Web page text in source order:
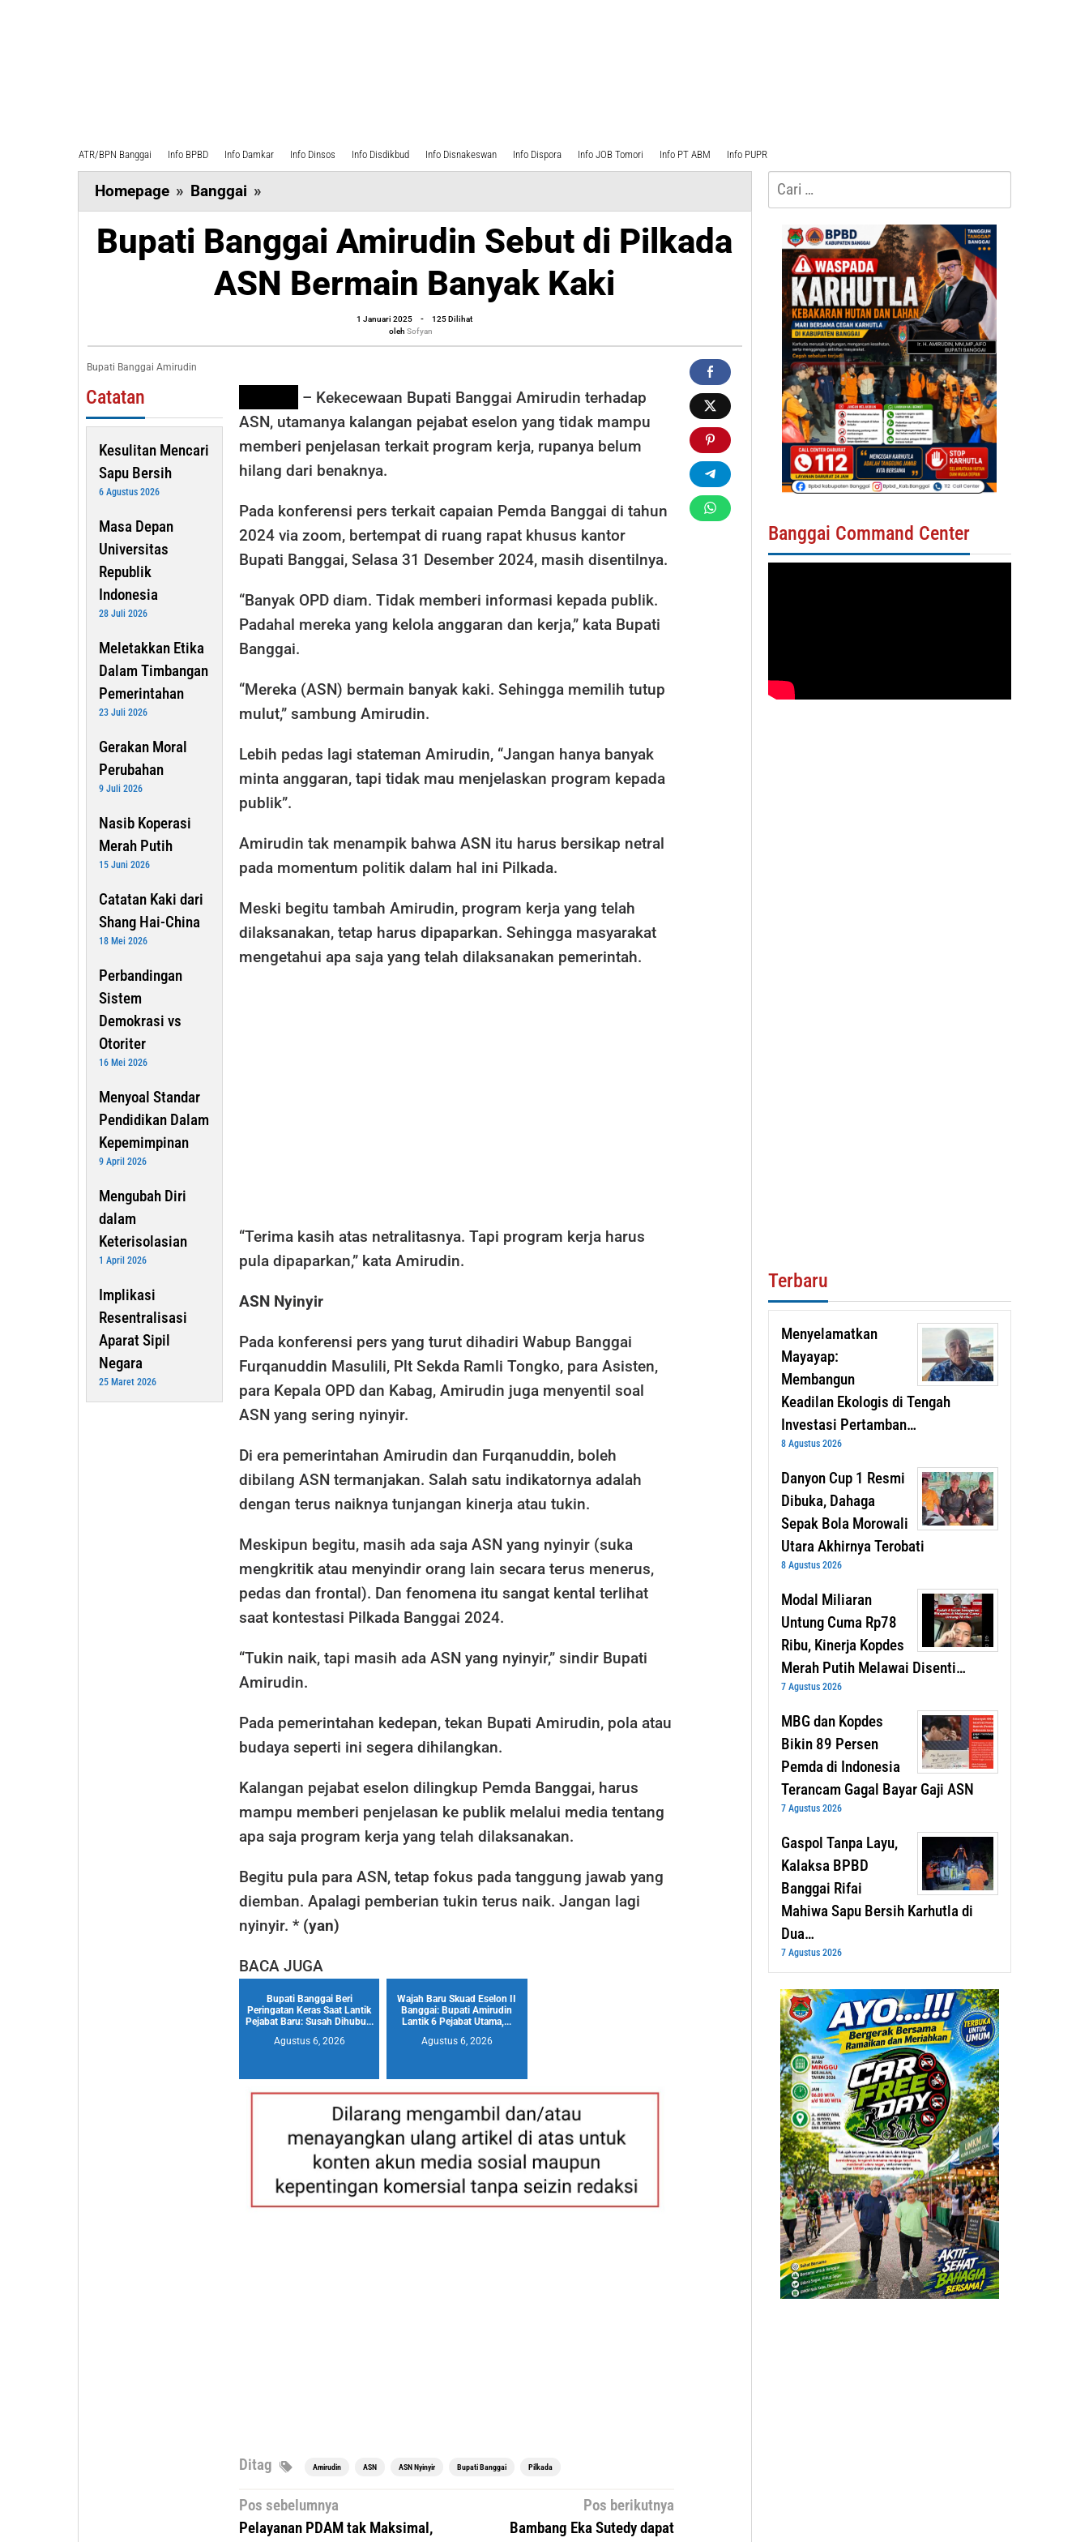
ATR/BPN Banggai Info BPBD Info Damkar Info Dinsos Info Disdikbud Info Disnakeswan Info Dispora Info JOB Tomori Info PT ABM Info PUPR
Homepage » Banggai »
Banggai
Amirudin
Sebut
di
Bermain
Bupati Banggai Amirudin Sebut di Pilkada
ASN Bermain Banyak Kaki
1 Januari 2025
oleh
Sofyan
-
125 Dilihat
oleh Sofyan
Bupati Banggai Amirudin
Catatan
Kesulitan Mencari
Sapu Bersih
6 Agustus 2026
Masa Depan
Universitas
Republik
Indonesia
28 Juli 2026
Meletakkan Etika
Dalam Timbangan
Pemerintahan
23 Juli 2026
Gerakan Moral
Perubahan
9 Juli 2026
Nasib Koperasi
Merah Putih
15 Juni 2026
Catatan Kaki dari
Shang Hai-China
18 Mei 2026
Perbandingan
Sistem
Demokrasi vs
Otoriter
16 Mei 2026
Menyoal Standar
Pendidikan Dalam
Kepemimpinan
9 April 2026
Mengubah Diri
dalam
Keterisolasian
1 April 2026
Implikasi
Resentralisasi
Aparat Sipil
Negara
25 Maret 2026
– Kekecewaan Bupati Banggai Amirudin terhadap
ASN, utamanya kalangan pejabat eselon yang tidak mampu
memberi penjelasan terkait program kerja, rupanya belum
hilang dari benaknya.
Pada konferensi pers terkait capaian Pemda Banggai di tahun
2024 via zoom, bertempat di ruang rapat khusus kantor
Bupati Banggai, Selasa 31 Desember 2024, masih disentilnya.
“Banyak OPD diam. Tidak memberi informasi kepada publik.
Padahal mereka yang kelola anggaran dan kerja,” kata Bupati
Banggai.
“Mereka (ASN) bermain banyak kaki. Sehingga memilih tutup
mulut,” sambung Amirudin.
Lebih pedas lagi stateman Amirudin, “Jangan hanya banyak
minta anggaran, tapi tidak mau menjelaskan program kepada
publik”.
Amirudin tak menampik bahwa ASN itu harus bersikap netral
pada momentum politik dalam hal ini Pilkada.
Meski begitu tambah Amirudin, program kerja yang telah
dilaksanakan, tetap harus dipaparkan. Sehingga masyarakat
mengetahui apa saja yang telah dilaksanakan pemerintah.
“Terima kasih atas netralitasnya. Tapi program kerja harus
pula dipaparkan,” kata Amirudin.
ASN Nyinyir
Pada konferensi pers yang turut dihadiri Wabup Banggai
Furqanuddin Masulili, Plt Sekda Ramli Tongko, para Asisten,
para Kepala OPD dan Kabag, Amirudin juga menyentil soal
ASN yang sering nyinyir.
Di era pemerintahan Amirudin dan Furqanuddin, boleh
dibilang ASN termanjakan. Salah satu indikatornya adalah
dengan terus naiknya tunjangan kinerja atau tukin.
Meskipun begitu, masih ada saja ASN yang nyinyir (suka
mengkritik atau menyindir orang lain secara terus menerus,
pedas dan frontal). Dan fenomena itu sangat kental terlihat
saat kontestasi Pilkada Banggai 2024.
“Tukin naik, tapi masih ada ASN yang nyinyir,” sindir Bupati
Amirudin.
Pada pemerintahan kedepan, tekan Bupati Amirudin, pola atau
budaya seperti ini segera dihilangkan.
Kalangan pejabat eselon dilingkup Pemda Banggai, harus
mampu memberi penjelasan ke publik melalui media tentang
apa saja program kerja yang telah dilaksanakan.
Begitu pula para ASN, tetap fokus pada tanggung jawab yang
diemban. Apalagi pemberian tukin terus naik. Jangan lagi
nyinyir. * (yan)
BACA JUGA
Bupati Banggai Beri
Peringatan Keras Saat Lantik
Pejabat Baru: Susah Dihubu...
Agustus 6, 2026
Wajah Baru Skuad Eselon II
Banggai: Bupati Amirudin
Lantik 6 Pejabat Utama,...
Agustus 6, 2026
Ditag Amirudin ASN ASN Nyinyir Bupati Banggai Pilkada
Navigasi
pos
Pos sebelumnya
Pelayanan PDAM tak Maksimal,
Pos berikutnya
Bambang Eka Sutedy dapat
Cari
untuk:
Banggai Command Center
Terbaru
Menyelamatkan
Mayayap:
Membangun
Keadilan Ekologis di Tengah
Investasi Pertamban…
8 Agustus 2026
Danyon Cup 1 Resmi
Dibuka, Dahaga
Sepak Bola Morowali
Utara Akhirnya Terobati
8 Agustus 2026
Modal Miliaran
Untung Cuma Rp78
Ribu, Kinerja Kopdes
Merah Putih Melawai Disenti…
7 Agustus 2026
MBG dan Kopdes
Bikin 89 Persen
Pemda di Indonesia
Terancam Gagal Bayar Gaji ASN
7 Agustus 2026
Gaspol Tanpa Layu,
Kalaksa BPBD
Banggai Rifai
Mahiwa Sapu Bersih Karhutla di
Dua…
7 Agustus 2026